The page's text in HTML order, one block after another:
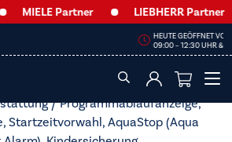
MIELE Partner LIEBHERR Partner
/ Programmablaufanzeige,
Startzeitvorwahl, AquaStop (Aqua